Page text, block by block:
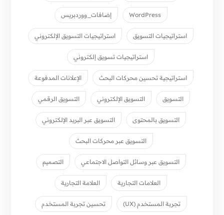
WordPress إضافات_ووردبريس
استراتيجيات التسويق استراتيجيات التسويق الإلكتروني
استراتيجيات تسويق إلكتروني
استراتيجية تحسين محركات البحث الإعلانات المدفوعة
التسويق التسويق الإلكتروني التسويق الرقمي
التسويق بالمحتوى التسويق عبر البريد الإلكتروني
التسويق عبر محركات البحث
التسويق عبر وسائل التواصل الاجتماعي التصميم
العلامات التجارية العلامة التجارية
تجربة المستخدم (UX) تحسين تجربة المستخدم